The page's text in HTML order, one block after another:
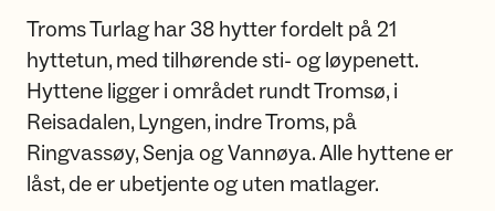
Troms Turlag har 38 hytter fordelt på 21
hyttetun, med tilhørende sti- og løypenett.
Hyttene ligger i området rundt Tromsø, i
Reisadalen, Lyngen, indre Troms, på
Ringvassøy, Senja og Vannøya. Alle hyttene er
låst, de er ubetjente og uten matlager.